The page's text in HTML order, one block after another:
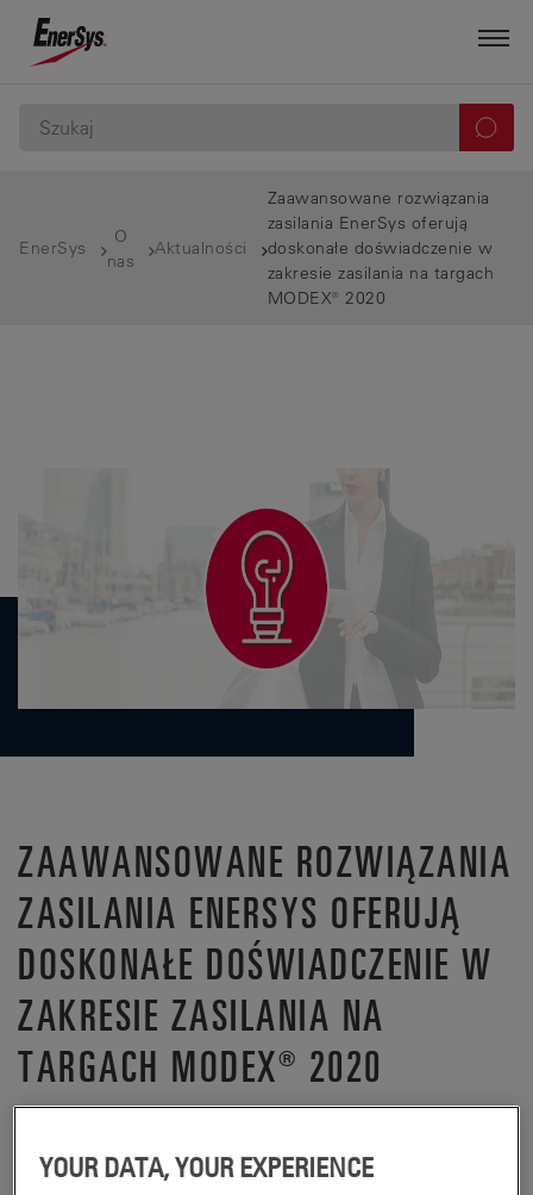
EnerSys
O
nas
Aktualności
Zaawansowane rozwiązania
zasilania EnerSys oferują
doskonałe doświadczenie w
zakresie zasilania na targach
MODEX® 2020
ZAAWANSOWANE ROZWIĄZANIA
ZASILANIA ENERSYS OFERUJĄ
DOSKONAŁE DOŚWIADCZENIE W
ZAKRESIE ZASILANIA NA
TARGACH MODEX® 2020
READING, Pensylwania, 18 lutego
2019 r. –
YOUR DATA, YOUR EXPERIENCE